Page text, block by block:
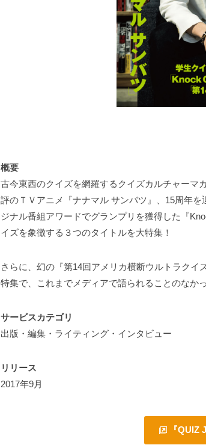
概要
古今東西のクイズを網羅するクイズカルチャーマ
評のＴＶアニメ『ナナマル サンバツ』、15周年
ジナル番組アワードでグランプリを獲得した『
イズを象徴する３つのタイトルを大特集！
さらに、幻の『第14回アメリカ横断ウルトラク
特集で、これまでメディアで語られることのなか
サービスカテゴリ
出版・編集・ライティング・インタビュー
リリース
2017年9月
『QUIZ